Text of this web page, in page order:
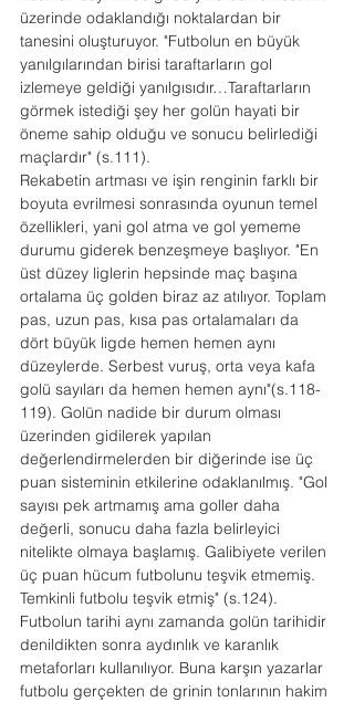
üzerinde odaklandığı noktalardan bir
tanesini oluşturuyor. "Futbolun en büyük
yanılgılarından birisi taraftarların gol
izlemeye geldiği yanılgısıdır…Taraftarların
görmek istediği şey her golün hayati bir
öneme sahip olduğu ve sonucu belirlediği
maçlardır" (s.111).
Rekabetin artması ve işin renginin farklı bir
boyuta evrilmesi sonrasında oyunun temel
özellikleri, yani gol atma ve gol yememe
durumu giderek benzeşmeye başlıyor. "En
üst düzey liglerin hepsinde maç başına
ortalama üç golden biraz az atılıyor. Toplam
pas, uzun pas, kısa pas ortalamaları da
dört büyük ligde hemen hemen aynı
düzeylerde. Serbest vuruş, orta veya kafa
golü sayıları da hemen hemen aynı"(s.118-
119). Golün nadide bir durum olması
üzerinden gidilerek yapılan
değerlendirmelerden bir diğerinde ise üç
puan sisteminin etkilerine odaklanılmış. "Gol
sayısı pek artmamış ama goller daha
değerli, sonucu daha fazla belirleyici
nitelikte olmaya başlamış. Galibiyete verilen
üç puan hücum futbolunu teşvik etmemiş.
Temkinli futbolu teşvik etmiş" (s.124).
Futbolun tarihi aynı zamanda golün tarihidir
denildikten sonra aydınlık ve karanlık
metaforları kullanılıyor. Buna karşın yazarlar
futbolu gerçekten de grinin tonlarının hakim